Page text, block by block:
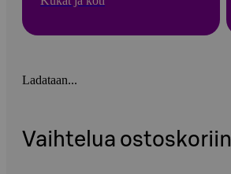
Ladataan...
Vaihtelua ostoskoriin